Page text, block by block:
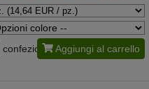
confezione Aggiungi al carrello